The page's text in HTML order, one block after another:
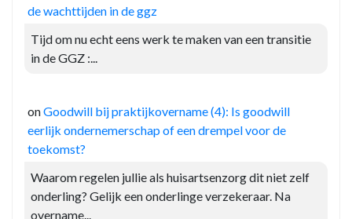
de wachttijden in de ggz
Tijd om nu echt eens werk te maken van een transitie
in de GGZ :...
onGoodwill bij praktijkovername (4): Is goodwill
eerlijk ondernemerschap of een drempel voor de
toekomst?
Waarom regelen jullie als huisartsenzorg dit niet zelf
onderling? Gelijk een onderlinge verzekeraar. Na
overname...